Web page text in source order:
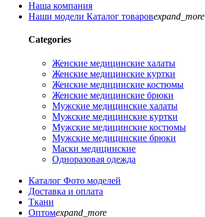
Наша компания
Наши модели Каталог товаровexpand_more
Categories
Женские медицинские халаты
Женские медицинские куртки
Женские медицинские костюмы
Женские медицинские брюки
Мужские медицинские халаты
Мужские медицинские куртки
Мужские медицинские костюмы
Мужские медицинские брюки
Маски медицинские
Одноразовая одежда
Каталог Фото моделей
Доставка и оплата
Ткани
Оптомexpand_more